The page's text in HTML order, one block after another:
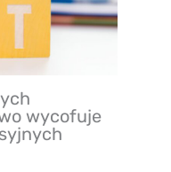
wycofuje